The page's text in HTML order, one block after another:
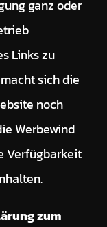
ganz oder
Links zu
sich die
noch
Werbewind
Verfügbarkeit
zum